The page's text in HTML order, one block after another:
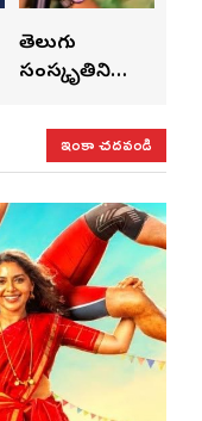
తెలుగు
సంస్కృతిని
అనన్య నాగళ్ల
ఇంకా చదవండి